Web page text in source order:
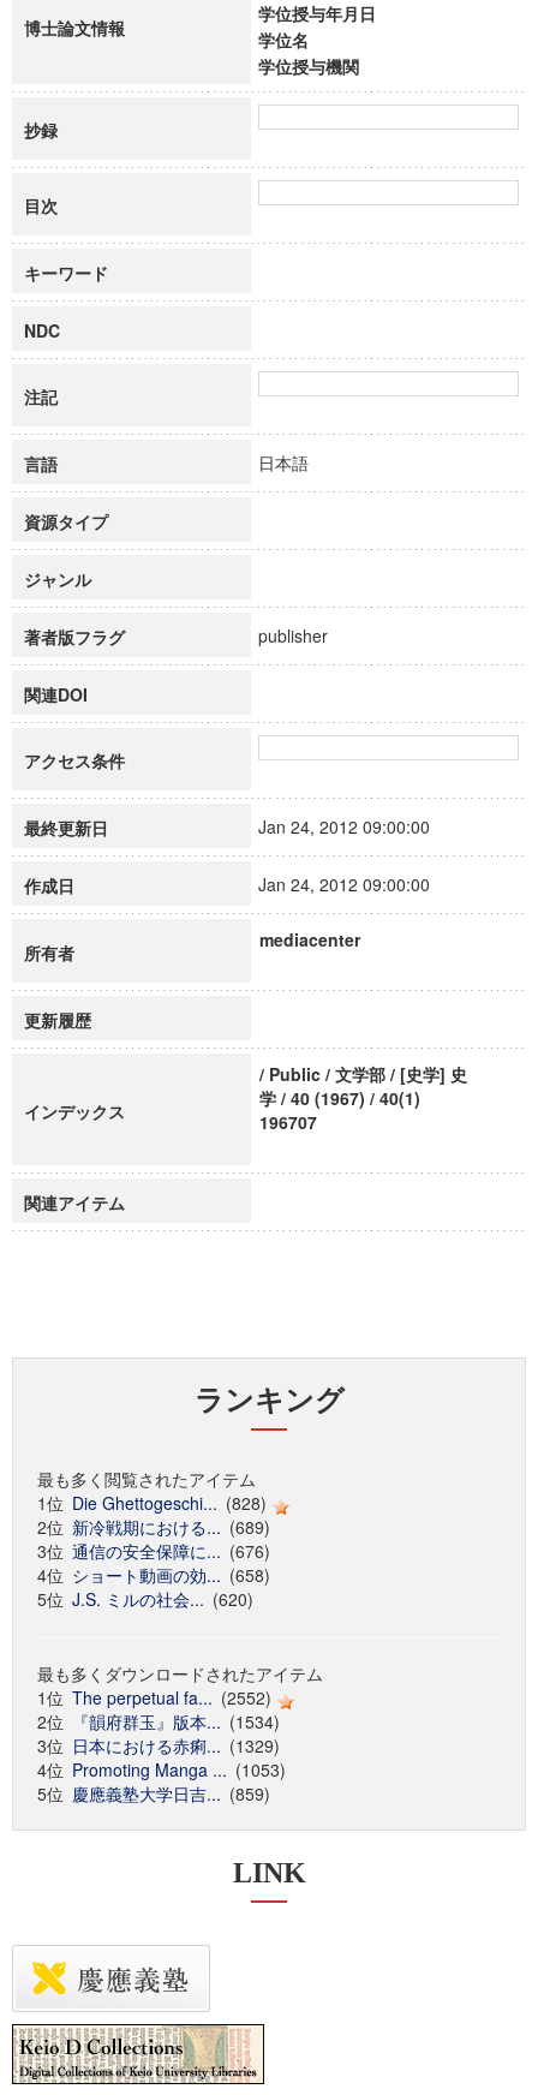
博士論文情報
学位授与年月日
学位名
学位授与機関
抄録
目次
キーワード
NDC
注記
言語 日本語
資源タイプ
ジャンル
著者版フラグ publisher
関連DOI
アクセス条件
最終更新日 Jan 24, 2012 09:00:00
作成日 Jan 24, 2012 09:00:00
所有者
mediacenter
更新履歴
インデックス
/ Public / 文学部 / [史学] 史
学 / 40 (1967) / 40(1)
196707
関連アイテム
ランキング
最も多く閲覧されたアイテム
1位 Die Ghettogeschi... (828)
2位 新冷戦期における... (689)
3位 通信の安全保障に... (676)
4位 ショート動画の効... (658)
5位 J.S. ミルの社会... (620)
最も多くダウンロードされたアイテム
1位 The perpetual fa... (2552)
2位
『韻府群玉』版本... (1534)
3位 日本における赤痢... (1329)
4位 Promoting Manga ... (1053)
5位 慶應義塾大学日吉... (859)
LINK